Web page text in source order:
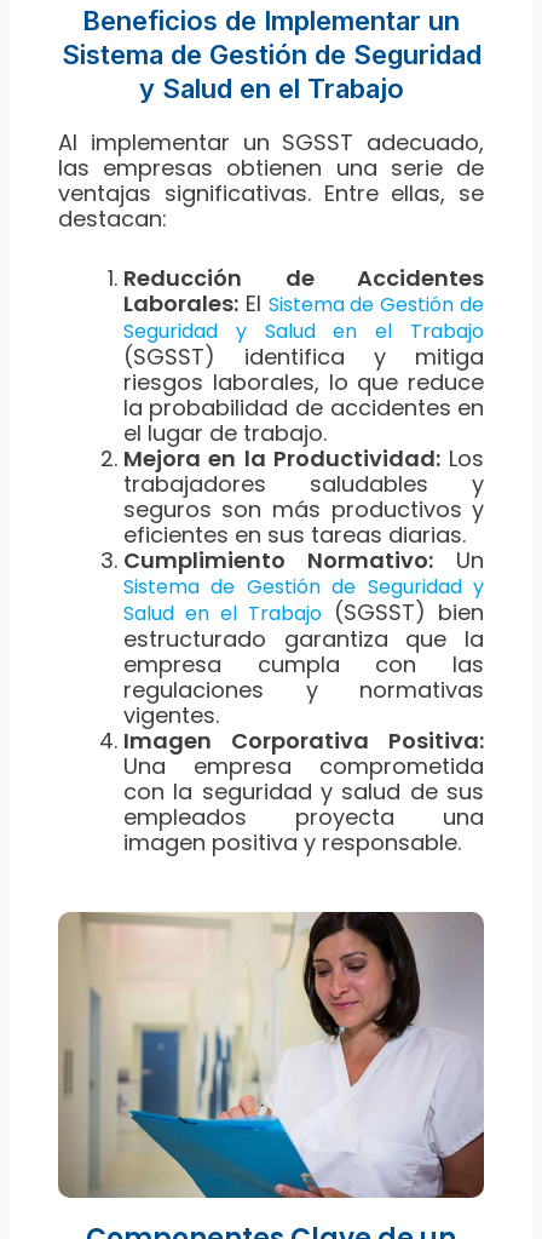
Beneficios de Implementar un
Sistema de Gestión de Seguridad
y Salud en el Trabajo
Al implementar un SGSST adecuado,
las empresas obtienen una serie de
ventajas significativas. Entre ellas, se
destacan:
Reducción de Accidentes
Laborales:El Sistema de Gestión de
Seguridad y Salud en el Trabajo
(SGSST) identifica y mitiga
riesgos laborales, lo que reduce
la probabilidad de accidentes en
el lugar de trabajo.
Mejora en la Productividad:Los
trabajadores saludables y
seguros son más productivos y
eficientes en sus tareas diarias.
Cumplimiento Normativo: Un
Sistema de Gestión de Seguridad y
Salud en el Trabajo (SGSST) bien
estructurado garantiza que la
empresa cumpla con las
regulaciones y normativas
vigentes.
Imagen Corporativa Positiva:
Una empresa comprometida
con la seguridad y salud de sus
empleados proyecta una
imagen positiva y responsable.